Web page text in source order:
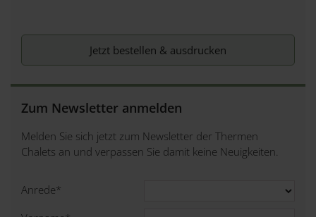
Jetzt bestellen & ausdrucken
Zum Newsletter anmelden
Melden Sie sich jetzt zum Newsletter der Thermen
Chalets an und verpassen Sie damit keine Neuigkeiten.
Anrede*